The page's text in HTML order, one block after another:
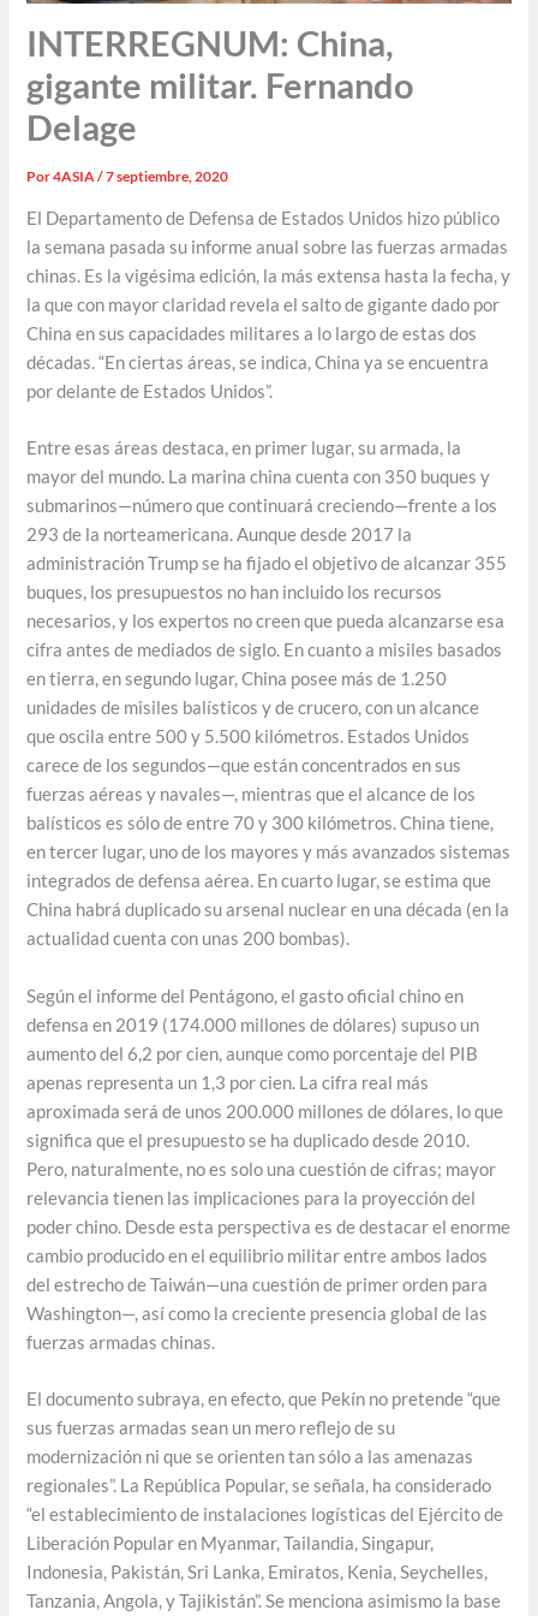
INTERREGNUM: China,
gigante militar. Fernando
Delage
Por4ASIA/7 septiembre, 2020
El Departamento de Defensa de Estados Unidos hizo público
la semana pasada su informe anual sobre las fuerzas armadas
chinas. Es la vigésima edición, la más extensa hasta la fecha, y
la que con mayor claridad revela el salto de gigante dado por
China en sus capacidades militares a lo largo de estas dos
décadas. “En ciertas áreas, se indica, China ya se encuentra
por delante de Estados Unidos”.
Entre esas áreas destaca, en primer lugar, su armada, la
mayor del mundo. La marina china cuenta con 350 buques y
submarinos—número que continuará creciendo—frente a los
293 de la norteamericana. Aunque desde 2017 la
administración Trump se ha fijado el objetivo de alcanzar 355
buques, los presupuestos no han incluido los recursos
necesarios, y los expertos no creen que pueda alcanzarse esa
cifra antes de mediados de siglo. En cuanto a misiles basados
en tierra, en segundo lugar, China posee más de 1.250
unidades de misiles balísticos y de crucero, con un alcance
que oscila entre 500 y 5.500 kilómetros. Estados Unidos
carece de los segundos—que están concentrados en sus
fuerzas aéreas y navales—, mientras que el alcance de los
balísticos es sólo de entre 70 y 300 kilómetros. China tiene,
en tercer lugar, uno de los mayores y más avanzados sistemas
integrados de defensa aérea. En cuarto lugar, se estima que
China habrá duplicado su arsenal nuclear en una década (en la
actualidad cuenta con unas 200 bombas).
Según el informe del Pentágono, el gasto oficial chino en
defensa en 2019 (174.000 millones de dólares) supuso un
aumento del 6,2 por cien, aunque como porcentaje del PIB
apenas representa un 1,3 por cien. La cifra real más
aproximada será de unos 200.000 millones de dólares, lo que
significa que el presupuesto se ha duplicado desde 2010.
Pero, naturalmente, no es solo una cuestión de cifras; mayor
relevancia tienen las implicaciones para la proyección del
poder chino. Desde esta perspectiva es de destacar el enorme
cambio producido en el equilibrio militar entre ambos lados
del estrecho de Taiwán—una cuestión de primer orden para
Washington—, así como la creciente presencia global de las
fuerzas armadas chinas.
El documento subraya, en efecto, que Pekín no pretende “que
sus fuerzas armadas sean un mero reflejo de su
modernización ni que se orienten tan sólo a las amenazas
regionales”. La República Popular, se señala, ha considerado
“el establecimiento de instalaciones logísticas del Ejército de
Liberación Popular en Myanmar, Tailandia, Singapur,
Indonesia, Pakistán, Sri Lanka, Emiratos, Kenia, Seychelles,
Tanzania, Angola, y Tajikistán”. Se menciona asimismo la base